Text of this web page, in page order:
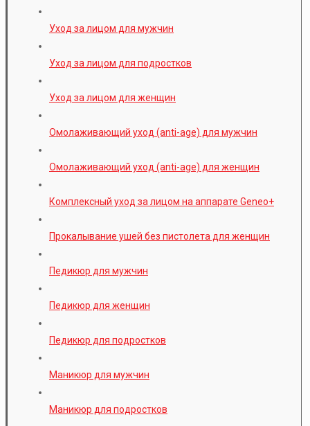
Уход за лицом для мужчин
Уход за лицом для подростков
Уход за лицом для женщин
Омолаживающий уход (anti-age) для мужчин
Омолаживающий уход (anti-age) для женщин
Комплексный уход за лицом на аппарате Geneo+
Прокалывание ушей без пистолета для женщин
Педикюр для мужчин
Педикюр для женщин
Педикюр для подростков
Маникюр для мужчин
Маникюр для подростков